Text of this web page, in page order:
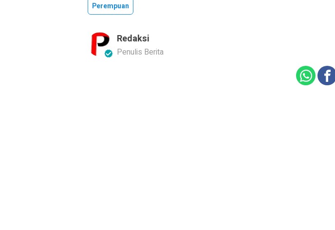
Perempuan
Redaksi
Penulis Berita